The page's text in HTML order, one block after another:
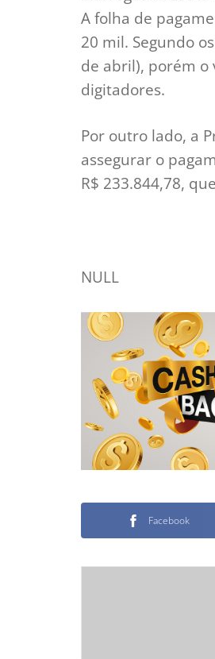
A folha de
20 mil. Segundo
de abril), porém o
digitadores.
Por outro lado, a
assegurar o
R$ 233.844,78,
NULL
Facebook